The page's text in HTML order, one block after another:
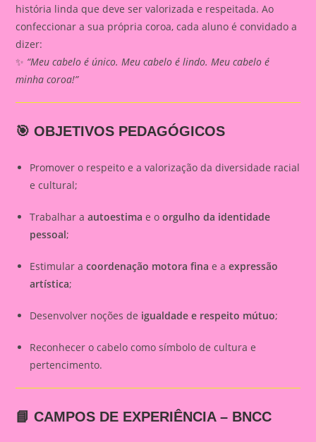
história linda que deve ser valorizada e respeitada. Ao
confeccionar a sua própria coroa, cada aluno é convidado a
dizer:
✨ “Meu cabelo é único. Meu cabelo é lindo. Meu cabelo é
minha coroa!”
🎯 OBJETIVOS PEDAGÓGICOS
Promover o respeito e a valorização da diversidade racial
e cultural;
Trabalhar aautoestima e oorgulho da identidade
pessoal;
Estimular acoordenação motora fina e aexpressão
artística;
Desenvolver noções de igualdade e respeito mútuo;
Reconhecer o cabelo como símbolo de cultura e
pertencimento.
📘 CAMPOS DE EXPERIÊNCIA – BNCC